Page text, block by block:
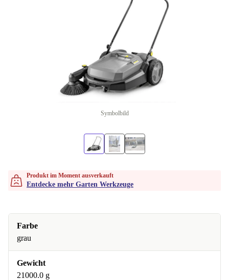
Symbolbild
Produkt im Moment ausverkauft
Entdecke mehr Garten Werkzeuge
Farbe
grau
Gewicht
21000.0 g